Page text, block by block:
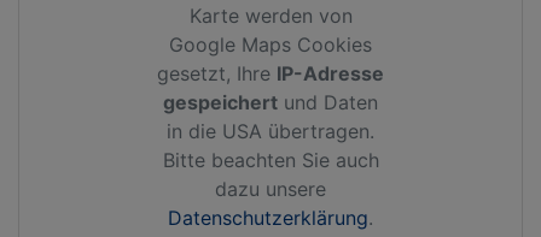
Karte werden von
Google Maps Cookies
gesetzt, Ihre IP-Adresse
gespeichert und Daten
in die USA übertragen.
Bitte beachten Sie auch
dazu unsere
Datenschutzerklärung.